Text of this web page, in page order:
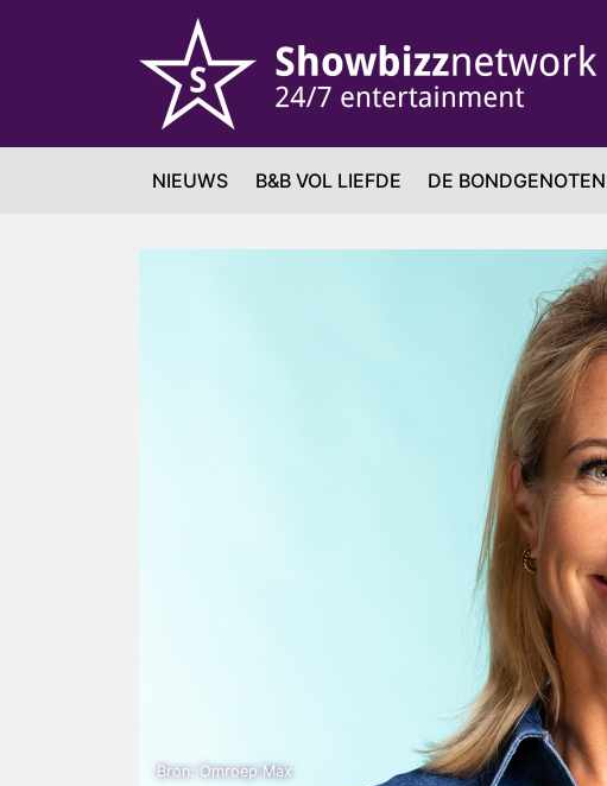
NIEUWS B&B VOL LIEFDE DE BONDGENOTEN
Bron: Omroep Max